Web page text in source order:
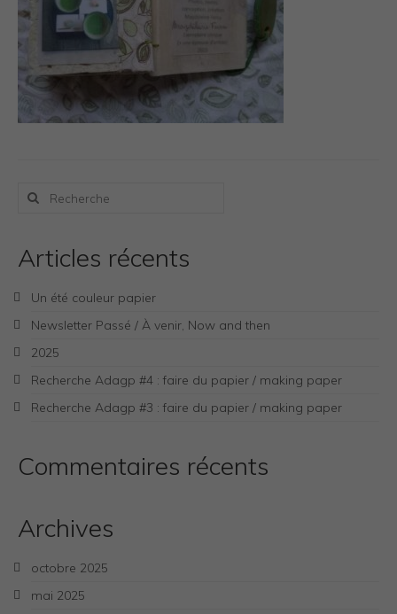
Photos Inspiration / Voyages
Boutique
Bio.FR
Bio.EN
Rechercher
Articles récents
Un été couleur papier
Newsletter Passé / À venir, Now and then
2025
Recherche Adagp #4 : faire du papier / making paper
Recherche Adagp #3 : faire du papier / making paper
Commentaires récents
Archives
octobre 2025
mai 2025